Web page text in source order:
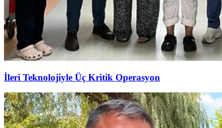
İleri Teknolojiyle Üç Kritik Operasyon